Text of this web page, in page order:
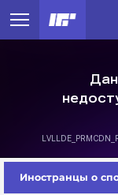
Иностранцы о